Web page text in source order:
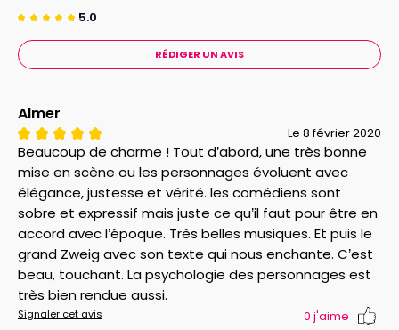
5.0
RÉDIGER UN AVIS
Almer
Le 8 février 2020
Beaucoup de charme ! Tout d’abord, une très bonne
mise en scène ou les personnages évoluent avec
élégance, justesse et vérité. les comédiens sont
sobre et expressif mais juste ce qu’il faut pour être en
accord avec l’époque. Très belles musiques. Et puis le
grand Zweig avec son texte qui nous enchante. C’est
beau, touchant. La psychologie des personnages est
très bien rendue aussi.
Signaler cet avis 0 j'aime